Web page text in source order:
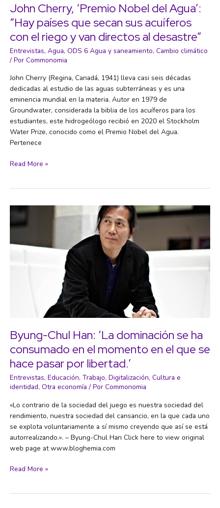
John Cherry, ‘Premio Nobel del Agua’:
“Hay países que secan sus acuíferos
con el riego y van directos al desastre”
Entrevistas, Agua, ODS 6 Agua y saneamiento, Cambio climático
/ Por Commonomia
John Cherry (Regina, Canadá, 1941) lleva casi seis décadas
dedicadas al estudio de las aguas subterráneas y es una
eminencia mundial en la materia. Autor en 1979 de
Groundwater, considerada la biblia de los acuíferos para los
estudiantes, este hidrogeólogo recibió en 2020 el Stockholm
Water Prize, conocido como el Premio Nobel del Agua.
Pertenece
John
del
Agua’:
“Hay
van
directos
al
desastre”
Read More »
Byung-Chul Han: ‘La dominación se ha
consumado en el momento en el que se
hace pasar por libertad.’
Entrevistas, Educación, Trabajo, Digitalización, Cultura e
identidad, Otra economía / Por Commonomia
«Lo contrario de la sociedad del juego es nuestra sociedad del
rendimiento, nuestra sociedad del cansancio, en la que cada uno
se explota voluntariamente a sí mismo creyendo que así se está
autorrealizando.». – Byung-Chul Han Click here to view original
web page at www.bloghemia.com
Byung-
Read More »